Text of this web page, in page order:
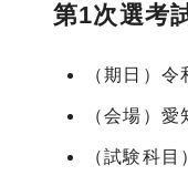
第1次選考
（期日）
（会場）
（試験科